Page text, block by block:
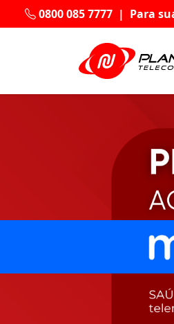
0800 085 7777 | Para